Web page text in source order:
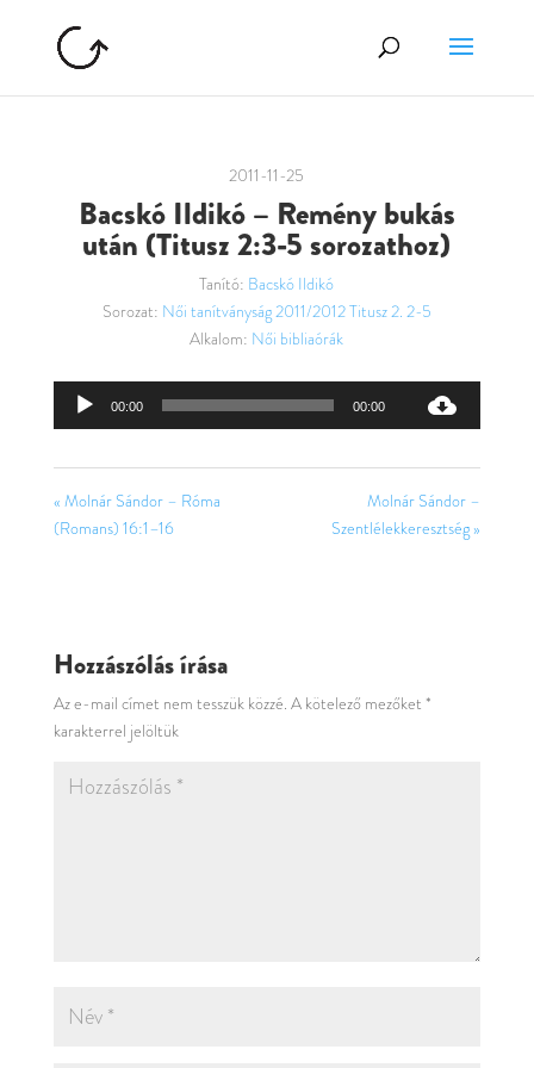
2011-11-25
Bacskó Ildikó – Remény bukás
után (Titusz 2:3-5 sorozathoz)
Tanító: Bacskó Ildikó
Sorozat: Női tanítványság 2011/2012 Titusz 2. 2-5
Alkalom: Női bibliaórák
Audió
00:00 00:00
« Molnár Sándor – Róma
(Romans) 16:1–16
Molnár Sándor –
Szentlélekkeresztség »
Hozzászólás írása
Az e-mail címet nem tesszük közzé. A kötelező mezőket *
karakterrel jelöltük